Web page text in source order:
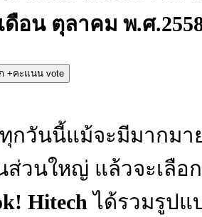
ดือน ตุลาคม พ.ศ
กวันนี้แม้จะมีมากม
ส่วนใหญ่ แล้วจะเลือ
Hitech ได้รวมรูปแ